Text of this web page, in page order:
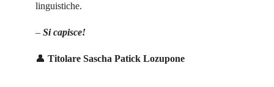
linguistiche.
– Si capisce!
👤 Titolare Sascha Patick Lozupone